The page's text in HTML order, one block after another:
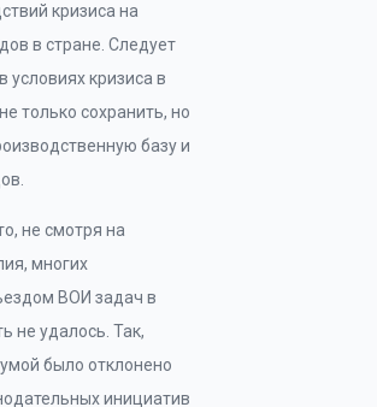
кризиса на
в стране. Следует
условиях кризиса в
только сохранить, но
базу и
не смотря на
многих
ВОИ задач в
не удалось. Так,
было отклонено
инициатив